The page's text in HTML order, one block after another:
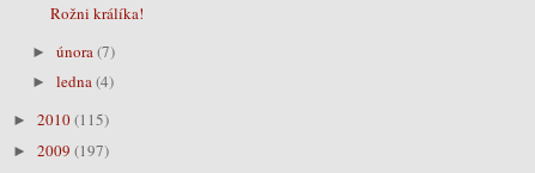
Rožni králíka!
► února (7)
► ledna(4)
► 2010(115)
► 2009 (197)